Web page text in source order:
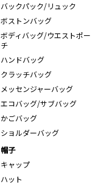
バックパック/リュック
ボストンバッグ
ボディバッグ/ウエストポー
チ
ハンドバッグ
クラッチバッグ
メッセンジャーバッグ
エコバッグ/サブバッグ
かごバッグ
ショルダーバッグ
帽子
キャップ
ハット